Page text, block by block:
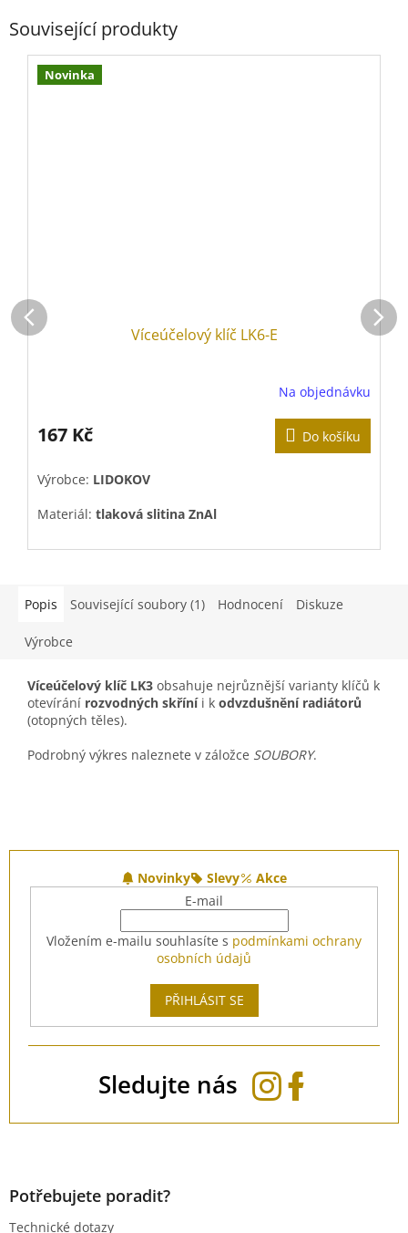
Související produkty
Novinka
Víceúčelový klíč LK6-E
Na objednávku
167 Kč Do košíku
Výrobce: LIDOKOV
Materiál: tlaková slitina ZnAl
Povrchová úprava:pozink
Popis Související soubory (1) Hodnocení Diskuze
Výrobce
Víceúčelový klíč LK3 obsahuje nejrůznější varianty klíčů k
otevírání rozvodných skříníi k odvzdušnění radiátorů
(otopných těles).
Podrobný výkres naleznete v záložce SOUBORY.
Novinky Slevy
Akce
E-mail
Vložením e-mailu souhlasíte s podmínkami ochrany
osobních údajů
PŘIHLÁSIT SE
Sledujte nás
Potřebujete poradit?
Technické dotazy